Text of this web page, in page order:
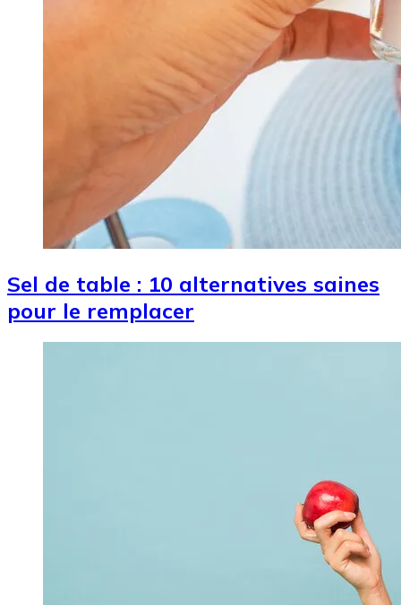
Sel de table : 10 alternatives saines
pour le remplacer